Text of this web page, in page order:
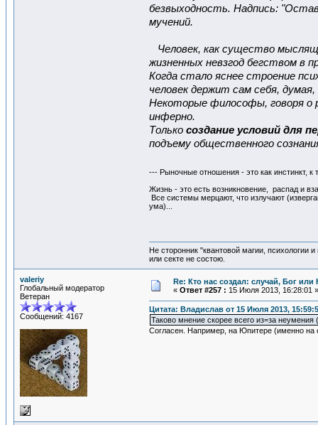
безвыходность. Надпись:
мучений.
Человек, как существо
жизненных невзгод бегством в
Когда стало яснее строение
человек держит сам себя,
Некоторые философы, говоря о
инферно.
Только создание условий для
подъему общественного
--- Рыночные отношения - это как инстинкт,
Жизнь - это есть возникновение, распад и
Все системы мерцают, что излучают
ума)...
Не сторонник "квантовой магии, психологии
или секте не состою.
valeriy
Глобальный модератор
Ветеран
Сообщений: 4167
Re: Кто нас создал: случай, Бог
« Ответ #257 : 15 Июля 2013, 16:28:01 »
Цитата: Владислав от 15 Июля 2013,
Таково мнение скорее всего из=за
Согласен. Например, на Юпитере (именно на